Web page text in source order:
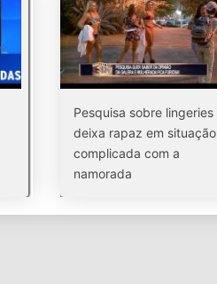
Pesquisa sobre lingeries
deixa rapaz em situação
complicada com a
namorada